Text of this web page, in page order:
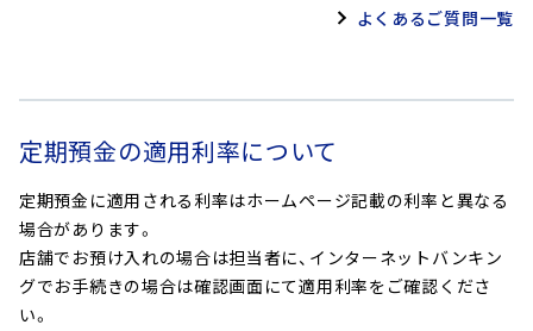
こちら。
よくあるご質問一覧
定期預金の適用利率について
定期預金に適用される利率はホームページ記載の利率と異なる
場合があります。
店舗でお預け入れの場合は担当者に、インターネットバンキン
グでお手続きの場合は確認画面にて適用利率をご確認くださ
い。